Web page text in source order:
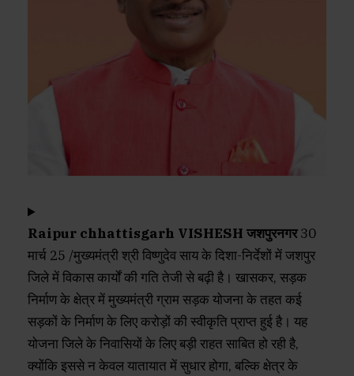
Raipur chhattisgarh VISHESH जशपुरनगर30
मार्च 25 /मुख्यमंत्री श्री विष्णुदेव साय के दिशा-निर्देशों में जशपुर
जिले में विकास कार्यों की गति तेजी से बढ़ी है। खासकर, सड़क
निर्माण के क्षेत्र में मुख्यमंत्री ग्राम सड़क योजना के तहत कई
सड़कों के निर्माण के लिए करोड़ों की स्वीकृति प्राप्त हुई है। यह
योजना जिले के निवासियों के लिए बड़ी राहत साबित हो रही है,
क्योंकि इससे न केवल यातायात में सुधार होगा, बल्कि क्षेत्र के